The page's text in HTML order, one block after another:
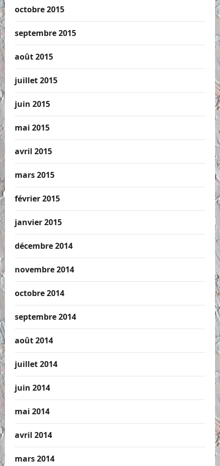
octobre 2015
septembre 2015
août 2015
juillet 2015
juin 2015
mai 2015
avril 2015
mars 2015
février 2015
janvier 2015
décembre 2014
novembre 2014
octobre 2014
septembre 2014
août 2014
juillet 2014
juin 2014
mai 2014
avril 2014
mars 2014